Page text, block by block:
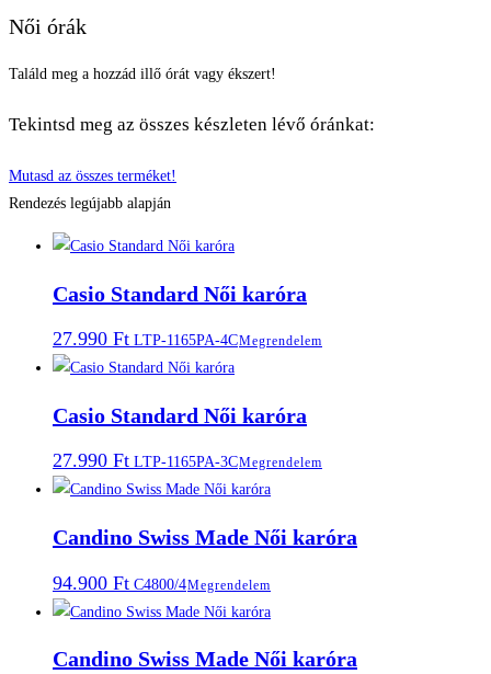
Női órák
Találd meg a hozzád illő órát vagy ékszert!
Tekintsd meg az összes készleten lévő óránkat:
Mutasd az összes terméket!
Rendezés legújabb alapján
Casio Standard Női karóra
27.990 Ft LTP-1165PA-4CMegrendelem
Casio Standard Női karóra
27.990 Ft LTP-1165PA-3CMegrendelem
Candino Swiss Made Női karóra
94.900 Ft C4800/4Megrendelem
Candino Swiss Made Női karóra